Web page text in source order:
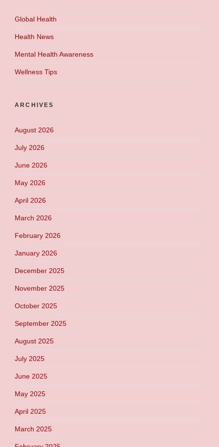
Global Health
Health News
Mental Health Awareness
Wellness Tips
ARCHIVES
August 2026
July 2026
June 2026
May 2026
April 2026
March 2026
February 2026
January 2026
December 2025
November 2025
October 2025
September 2025
August 2025
July 2025
June 2025
May 2025
April 2025
March 2025